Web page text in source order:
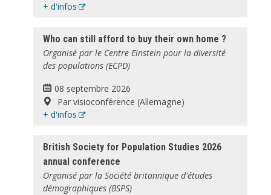
+ d'infos
Who can still afford to buy their own home ?
Organisé par le Centre Einstein pour la diversité
des populations (ECPD)
08 septembre 2026
Par visioconférence (Allemagne)
+ d'infos
British Society for Population Studies 2026
annual conference
Organisé par la Société britannique d'études
démographiques (BSPS)